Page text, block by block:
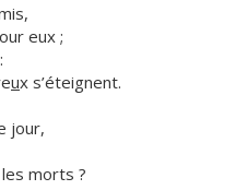
eux ;
ux s’éteignent.
jour,
morts ?